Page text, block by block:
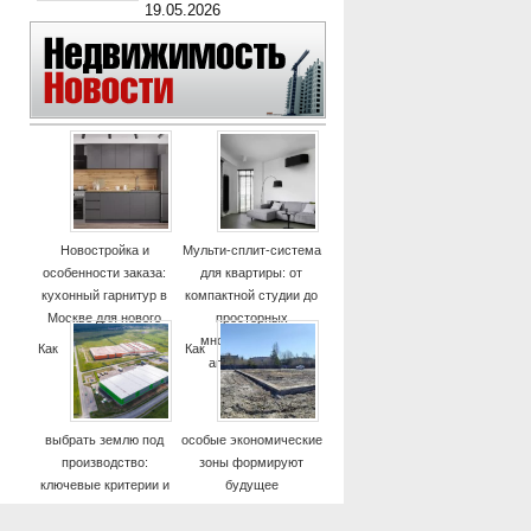
19.05.2026
Новостройка и
особенности заказа:
кухонный гарнитур в
Москве для нового
дома
Мульти-сплит-система
для квартиры: от
компактной студии до
просторных
многокомнатных
апартаментов
Как
выбрать землю под
производство:
ключевые критерии и
Как
особые экономические
зоны формируют
будущее